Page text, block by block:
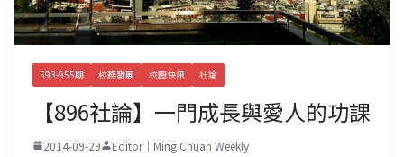
593-955期 校務發展 校園快訊 社論
【896社論】一門成長與愛人的功課
2014-09-29 Editor｜Ming Chuan Weekly